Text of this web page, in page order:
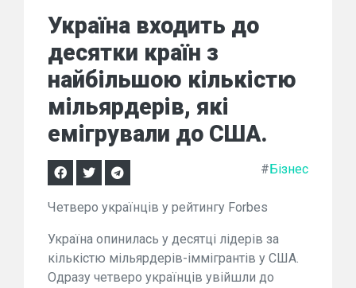
Україна входить до
десятки країн з
найбільшою кількістю
мільярдерів, які
емігрували до США.
#Бізнес
Четверо українців у рейтингу Forbes
Україна опинилась у десятці лідерів за
кількістю мільярдерів-іммігрантів у США.
Одразу четверо українців увійшли до